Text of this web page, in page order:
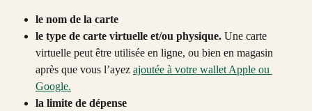
le nom de la carte
le type de carte virtuelle et/ou physique. Une carte
virtuelle peut être utilisée en ligne, ou bien en magasin
après que vous l’ayez ajoutée à votre wallet Apple ou
Google.
la limite de dépense